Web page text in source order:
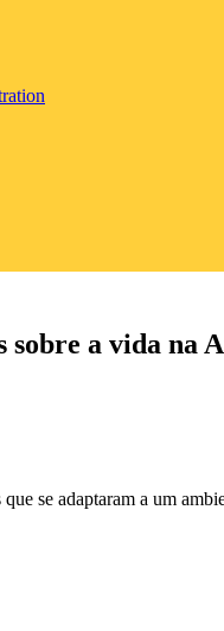
sobre a vida na
se adaptaram a um